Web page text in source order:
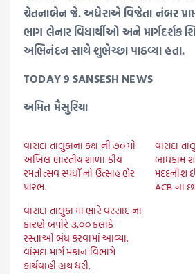
ચેતનાબેન જે. અધેરાએ વિજેતા નંબર પ્રાપ્ત
ભાગ લેનાર વિધાર્થીઓ અને માર્ગદર્શક
અભિનંદન સાથે શુભેચ્છા પાઠવ્યા હતા.
TODAY 9 SANSESH NEWS
અમિત મૈસુરિયા
વાંસદા તાલુકાના કક્ષ ની ૭૦ મો
અખિલ ભારતીય શાળા કીય
રમતોત્સવ સ્પધૉ નો ઉત્સાહ ભેર
પ્રારંભ.
વાંસદા
બાંધકામ
મદદનીશ
ACB ના
વાંસદા તાલુકા માં ભારે વરસાદ ના
કારણે બપોરે ૩:૦૦ કલાકે
રસ્તાઓ બંધ કરવામાં આવ્યા.
વાંસદા માર્ગ મકાન વિભાગે
કાર્યવાહી હાથ ધરી.